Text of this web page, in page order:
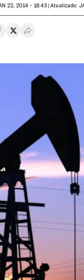
22, 2014 - 18:43 atualizado:
en Whatsapp
en Facebook
Compartir en Twitter
Desplegar Redes